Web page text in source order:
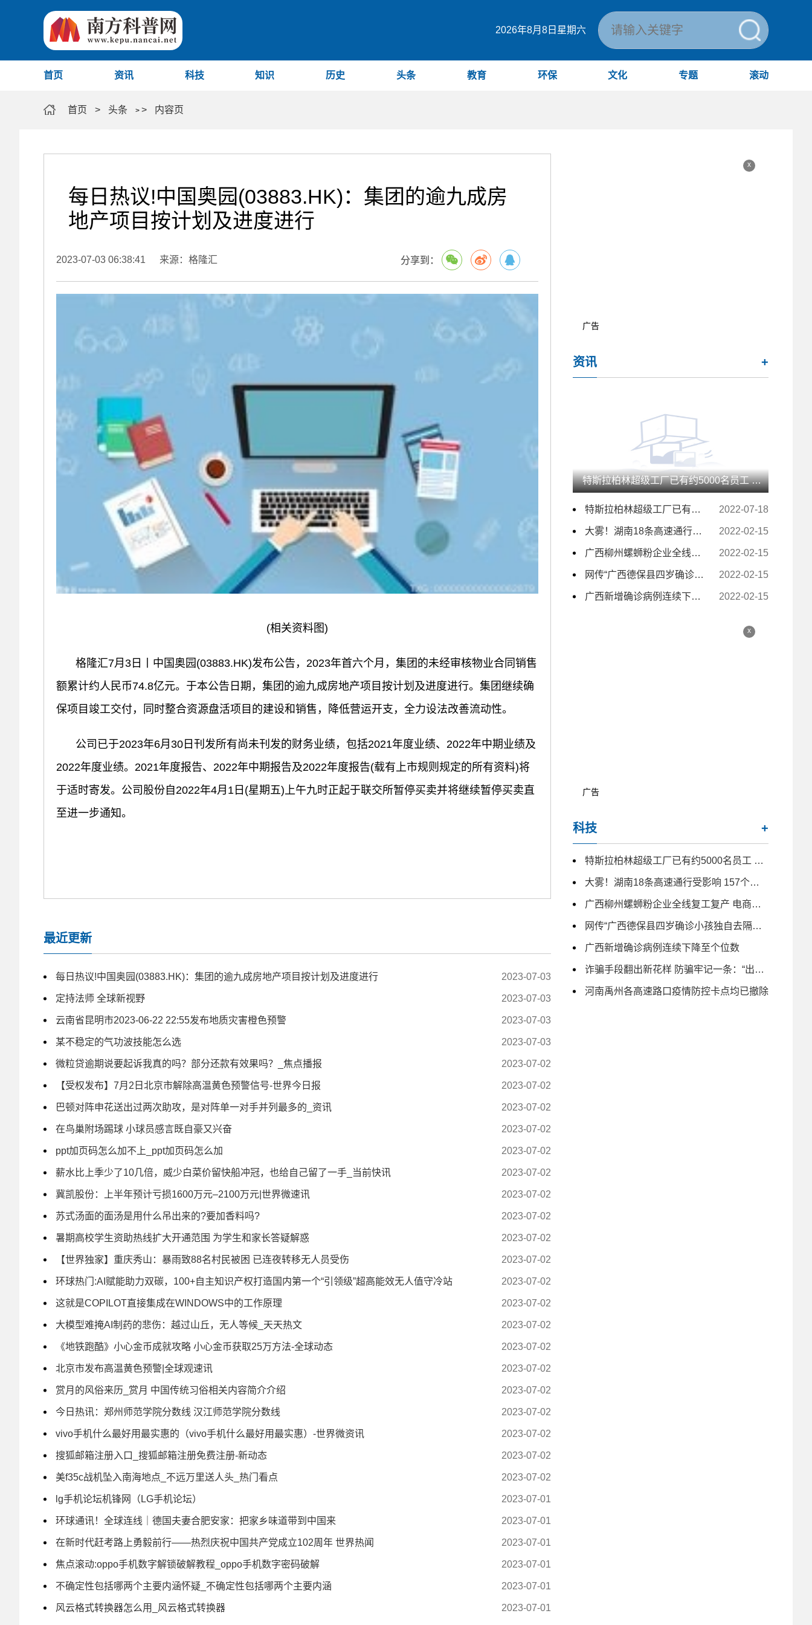
2026年8月8日星期六
首页 资讯 科技 知识 历史 头条 教育 环保 文化 专题 滚动
首页 > 头条 > > 内容页
每日热议!中国奥园(03883.HK)：集团的逾九成房
地产项目按计划及进度进行
2023-07-03 06:38:41 来源：格隆汇 分享到：
(相关资料图)
格隆汇7月3日丨中国奥园(03883.HK)发布公告，2023年首六个月，集团的未经审核物业合同销售
额累计约人民币74.8亿元。于本公告日期，集团的逾九成房地产项目按计划及进度进行。集团继续确
保项目竣工交付，同时整合资源盘活项目的建设和销售，降低营运开支，全力设法改善流动性。
公司已于2023年6月30日刊发所有尚未刊发的财务业绩，包括2021年度业绩、2022年中期业绩及
2022年度业绩。2021年度报告、2022年中期报告及2022年度报告(载有上市规则规定的所有资料)将
于适时寄发。公司股份自2022年4月1日(星期五)上午九时正起于联交所暂停买卖并将继续暂停买卖直
至进一步通知。
最近更新
每日热议!中国奥园(03883.HK)：集团的逾九成房地产项目按计划及进度进行 2023-07-03
定持法师 全球新视野 2023-07-03
云南省昆明市2023-06-22 22:55发布地质灾害橙色预警 2023-07-03
某不稳定的气功波技能怎么选 2023-07-03
微粒贷逾期说要起诉我真的吗？部分还款有效果吗？_焦点播报 2023-07-02
【受权发布】7月2日北京市解除高温黄色预警信号-世界今日报 2023-07-02
巴顿对阵申花送出过两次助攻，是对阵单一对手并列最多的_资讯 2023-07-02
在鸟巢附场踢球 小球员感言既自豪又兴奋 2023-07-02
ppt加页码怎么加不上_ppt加页码怎么加 2023-07-02
薪水比上季少了10几倍，威少白菜价留快船冲冠，也给自己留了一手_当前快讯 2023-07-02
冀凯股份：上半年预计亏损1600万元–2100万元|世界微速讯 2023-07-02
苏式汤面的面汤是用什么吊出来的?要加香料吗? 2023-07-02
暑期高校学生资助热线扩大开通范围 为学生和家长答疑解惑 2023-07-02
【世界独家】重庆秀山：暴雨致88名村民被困 已连夜转移无人员受伤 2023-07-02
环球热门:AI赋能助力双碳，100+自主知识产权打造国内第一个“引领级”超高能效无人值守冷站 2023-07-02
这就是COPILOT直接集成在WINDOWS中的工作原理 2023-07-02
大模型难掩AI制药的悲伤：越过山丘，无人等候_天天热文 2023-07-02
《地铁跑酷》小心金币成就攻略 小心金币获取25万方法-全球动态 2023-07-02
北京市发布高温黄色预警|全球观速讯 2023-07-02
赏月的风俗来历_赏月 中国传统习俗相关内容简介介绍 2023-07-02
今日热讯：郑州师范学院分数线 汉江师范学院分数线 2023-07-02
vivo手机什么最好用最实惠的（vivo手机什么最好用最实惠）-世界微资讯 2023-07-02
搜狐邮箱注册入口_搜狐邮箱注册免费注册-新动态 2023-07-02
美f35c战机坠入南海地点_不远万里送人头_热门看点 2023-07-02
lg手机论坛机锋网（LG手机论坛） 2023-07-01
环球通讯！全球连线｜德国夫妻合肥安家：把家乡味道带到中国来 2023-07-01
在新时代赶考路上勇毅前行——热烈庆祝中国共产党成立102周年 世界热闻 2023-07-01
焦点滚动:oppo手机数字解锁破解教程_oppo手机数字密码破解 2023-07-01
不确定性包括哪两个主要内涵怀疑_不确定性包括哪两个主要内涵 2023-07-01
风云格式转换器怎么用_风云格式转换器 2023-07-01
x
广告
资讯 +
特斯拉柏林超级工厂已有约5000名员工 未来几月仍计划大量招人
特斯拉柏林超级工厂已有约5000名员工 未来几月仍计划大量招人 2022-07-18
大雾！湖南18条高速通行受影响 157个收费站临时交通管制 2022-02-15
广西柳州螺蛳粉企业全线复工复产 电商主播日夜带货 2022-02-15
网传“广西德保县四岁确诊小孩独自去隔离” 为不实信息 2022-02-15
广西新增确诊病例连续下降至个位数 2022-02-15
x
广告
科技 +
特斯拉柏林超级工厂已有约5000名员工 未来几月仍计划大量招人
大雾！湖南18条高速通行受影响 157个收费站临时交通管制
广西柳州螺蛳粉企业全线复工复产 电商主播日夜带货
网传“广西德保县四岁确诊小孩独自去隔离” 为不实信息
广西新增确诊病例连续下降至个位数
诈骗手段翻出新花样 防骗牢记一条：“出钱免谈”
河南禹州各高速路口疫情防控卡点均已撤除